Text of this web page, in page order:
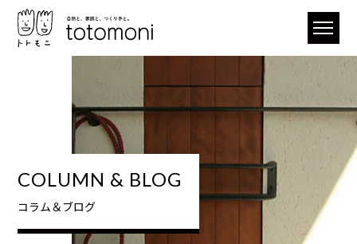
COLUMN & BLOG
コラム＆ブログ